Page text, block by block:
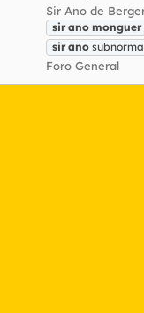
Sir Ano de
sir ano monguer
sir ano
Foro General